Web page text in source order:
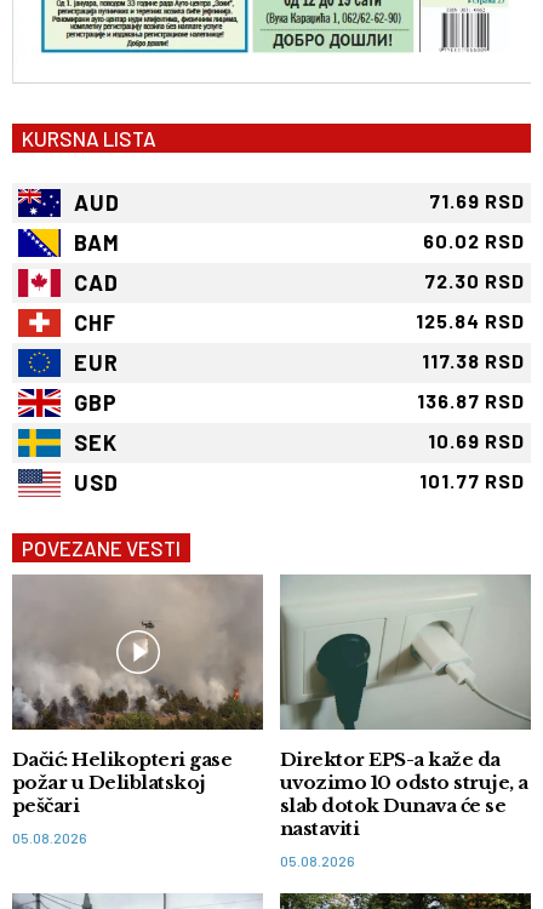
KURSNA LISTA
AUD 71.69 RSD
BAM 60.02 RSD
CAD 72.30 RSD
CHF 125.84 RSD
EUR 117.38 RSD
GBP 136.87 RSD
SEK 10.69 RSD
USD 101.77 RSD
POVEZANE VESTI
Dačić: Helikopteri gase
požar u Deliblatskoj
peščari
05.08.2026
Direktor EPS-a kaže da
uvozimo 10 odsto struje, a
slab dotok Dunava će se
nastaviti
05.08.2026